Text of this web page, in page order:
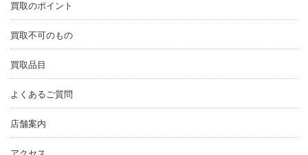
買取のポイント
買取不可のもの
買取品目
よくあるご質問
店舗案内